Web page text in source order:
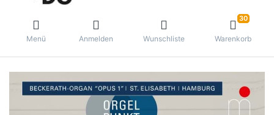
Menü Anmelden Wunschliste
30
Warenkorb